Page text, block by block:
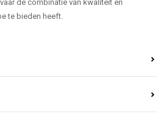
de combinatie van kwaliteit en
te bieden heeft.